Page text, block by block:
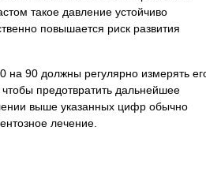
такое давление устойчиво
повышается риск развития
на 90 должны регулярно измерять
предотвратить дальнейшее
выше указанных цифр обычно
лечение.